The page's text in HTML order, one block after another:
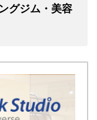
グジム・美容